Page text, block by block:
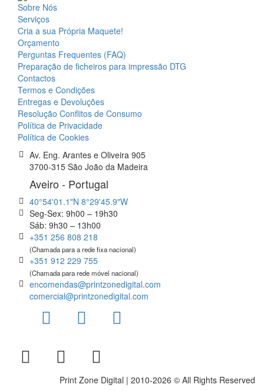
Sobre Nós
Serviços
Cria a sua Própria Maquete!
Orçamento
Perguntas Frequentes (FAQ)
Preparação de ficheiros para impressão DTG
Contactos
Termos e Condições
Entregas e Devoluções
Resolução Conflitos de Consumo
Política de Privacidade
Política de Cookies
Av. Eng. Arantes e Oliveira 905
3700-315 São João da Madeira
Aveiro - Portugal
40°54'01.1"N 8°29'45.9"W
Seg-Sex: 9h00 – 19h30
Sáb: 9h30 – 13h00
+351 256 808 218
(Chamada para a rede fixa nacional)
+351 912 229 755
(Chamada para rede móvel nacional)
encomendas@printzonedigital.com
comercial@printzonedigital.com
Print Zone Digital | 2010-2026 © All Rights Reserved